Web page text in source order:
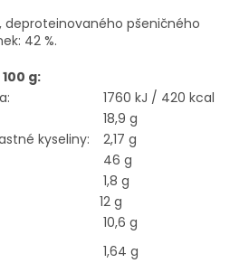
deproteinovaného pšeničného
42 %.
g:
1760 kJ / 420 kcal
18,9 g
kyseliny:
2,17 g
46 g
1,8 g
12 g
10,6 g
1,64 g